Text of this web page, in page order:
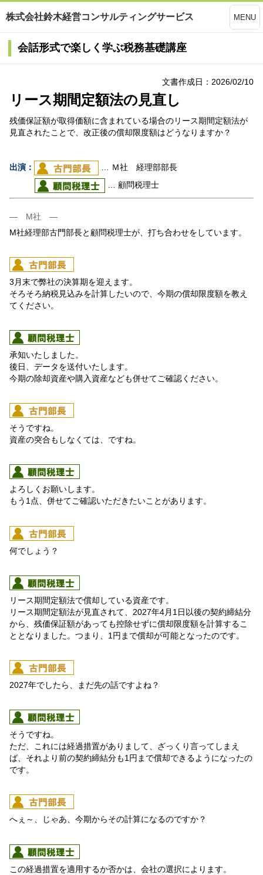
株式会社鈴木経営コンサルティングサービス MENU
会話形式で楽しく学ぶ税務基礎講座
文書作成日：2026/02/10
リース期間定額法の見直し
残価保証額が取得価額に含まれている場合のリース期間定額法が
見直されたことで、改正後の償却限度額はどうなりますか？
出演：
… Ｍ社 経理部部長
… 顧問税理士
― M社 ―
M社経理部古門部長と顧問税理士が、打ち合わせをしています。
3月末で弊社の決算期を迎えます。
そろそろ納税見込みを計算したいので、今期の償却限度額を教え
てください。
承知いたしました。
後日、データを送付いたします。
今期の除却資産や購入資産なども併せてご確認ください。
そうですね。
資産の突合もしなくては、ですね。
よろしくお願いします。
もう1点、併せてご確認いただきたいことがあります。
何でしょう？
リース期間定額法で償却している資産です。
リース期間定額法が見直されて、2027年4月1日以後の契約締結分
から、残価保証額があっても控除せずに償却限度額を計算するこ
ととなりました。つまり、1円まで償却が可能となったのです。
2027年でしたら、まだ先の話ですよね？
そうですね。
ただ、これには経過措置がありまして、ざっくり言ってしまえ
ば、それより前の契約締結分も1円まで償却できるようになったの
です。
へぇ～、じゃあ、今期からその計算になるのですか？
この経過措置を適用するか否かは、会社の選択によります。